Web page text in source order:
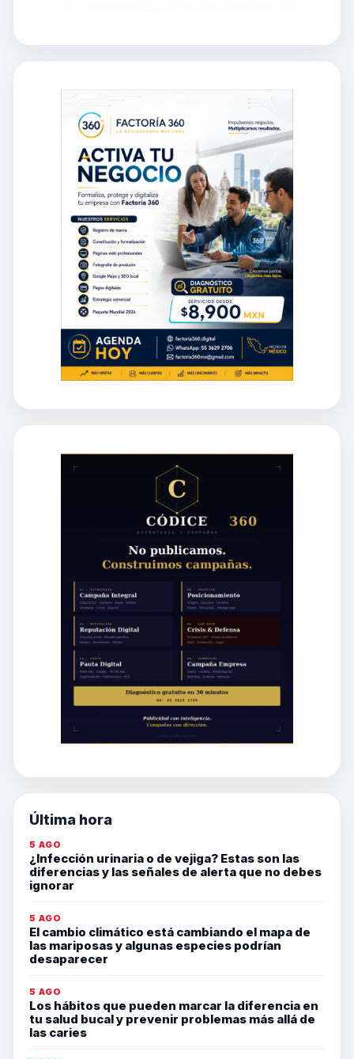
Última hora
5 AGO
¿Infección urinaria o de vejiga? Estas son las
diferencias y las señales de alerta que no debes
ignorar
5 AGO
El cambio climático está cambiando el mapa de
las mariposas y algunas especies podrían
desaparecer
5 AGO
Los hábitos que pueden marcar la diferencia en
tu salud bucal y prevenir problemas más allá de
las caries